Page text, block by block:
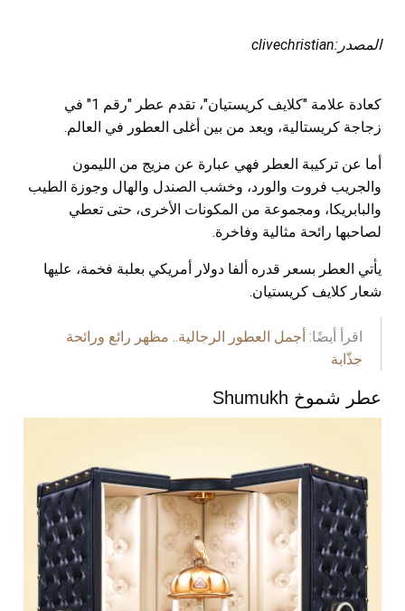
المصدر:clivechristian
كعادة علامة "كلايف كريستيان"، تقدم عطر "رقم 1" في
زجاجة كريستالية، ويعد من بين أغلى العطور في العالم.
أما عن تركيبة العطر فهي عبارة عن مزيج من الليمون
والجريب فروت والورد، وخشب الصندل والهال وجوزة الطيب
والبابريكا، ومجموعة من المكونات الأخرى، حتى تعطي
لصاحبها رائحة مثالية وفاخرة.
يأتي العطر بسعر قدره ألفا دولار أمريكي بعلبة فخمة، عليها
شعار كلايف كريستيان.
اقرأ أيضًا: أجمل العطور الرجالية.. مظهر رائع ورائحة
جذّابة
عطر شموخ Shumukh